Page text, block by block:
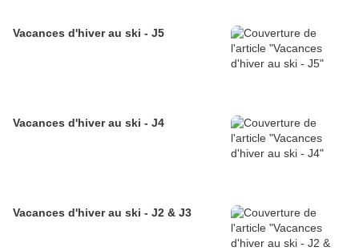
Vacances d'hiver au ski - J5
Vacances d'hiver au ski - J4
Vacances d'hiver au ski - J2 & J3